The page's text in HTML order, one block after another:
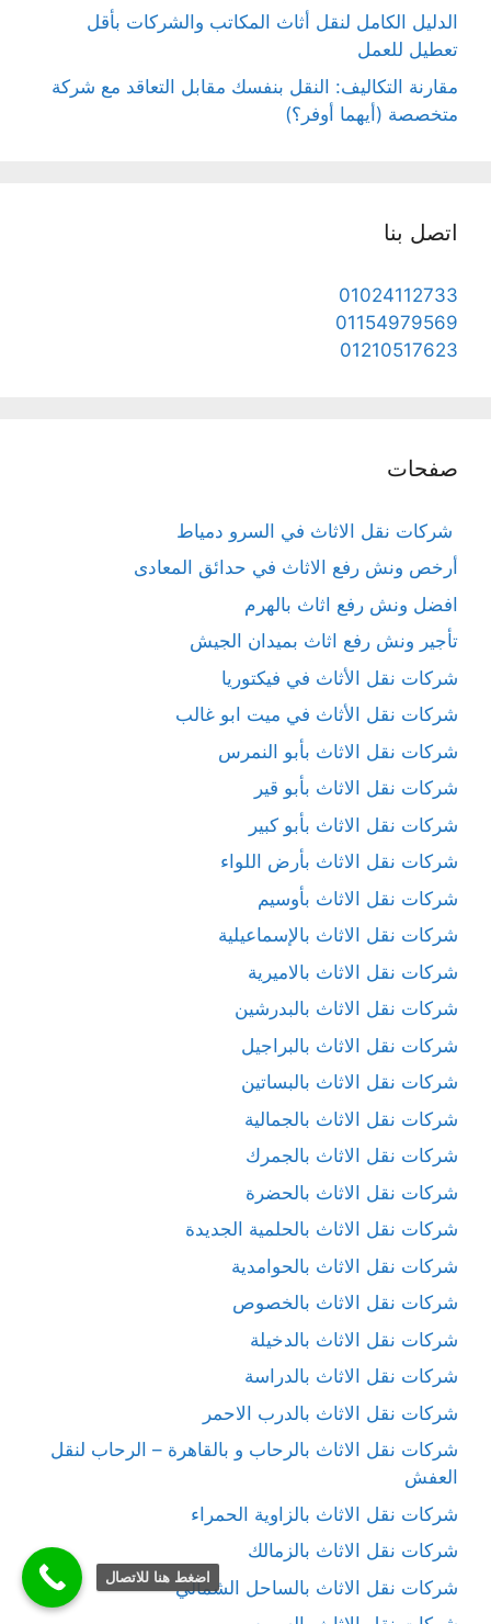
الدليل الكامل لنقل أثاث المكاتب والشركات بأقل
تعطيل للعمل
مقارنة التكاليف: النقل بنفسك مقابل التعاقد مع شركة
متخصصة (أيهما أوفر؟)
اتصل بنا
01024112733
01154979569
01210517623
صفحات
شركات نقل الاثاث في السرو دمياط
أرخص ونش رفع الاثاث في حدائق المعادى
افضل ونش رفع اثاث بالهرم
تأجير ونش رفع اثاث بميدان الجيش
شركات نقل الأثاث في فيكتوريا
شركات نقل الأثاث في ميت ابو غالب
شركات نقل الاثاث بأبو النمرس
شركات نقل الاثاث بأبو قير
شركات نقل الاثاث بأبو كبير
شركات نقل الاثاث بأرض اللواء
شركات نقل الاثاث بأوسيم
شركات نقل الاثاث بالإسماعيلية
شركات نقل الاثاث بالاميرية
شركات نقل الاثاث بالبدرشين
شركات نقل الاثاث بالبراجيل
شركات نقل الاثاث بالبساتين
شركات نقل الاثاث بالجمالية
شركات نقل الاثاث بالجمرك
شركات نقل الاثاث بالحضرة
شركات نقل الاثاث بالحلمية الجديدة
شركات نقل الاثاث بالحوامدية
شركات نقل الاثاث بالخصوص
شركات نقل الاثاث بالدخيلة
شركات نقل الاثاث بالدراسة
شركات نقل الاثاث بالدرب الاحمر
شركات نقل الاثاث بالرحاب و بالقاهرة – الرحاب لنقل
العفش
شركات نقل الاثاث بالزاوية الحمراء
شركات نقل الاثاث بالزمالك
شركات نقل الاثاث بالساحل الشمالياضغط هنا للاتصال